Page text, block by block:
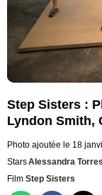
Step Sisters :
Lyndon Smith,
Photo ajoutée le 18
StarsAlessandra
Film Step Sisters